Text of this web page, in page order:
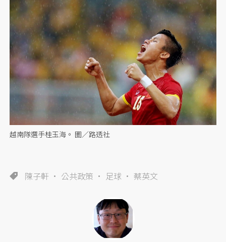
越南隊選手桂玉海。 圖／路透社
陳子軒 公共政策 足球 蔡英文